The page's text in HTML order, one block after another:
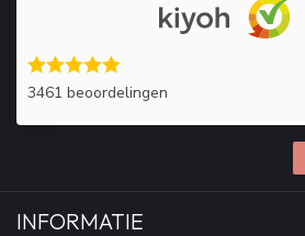
3461 beoordelingen
INFORMATIE